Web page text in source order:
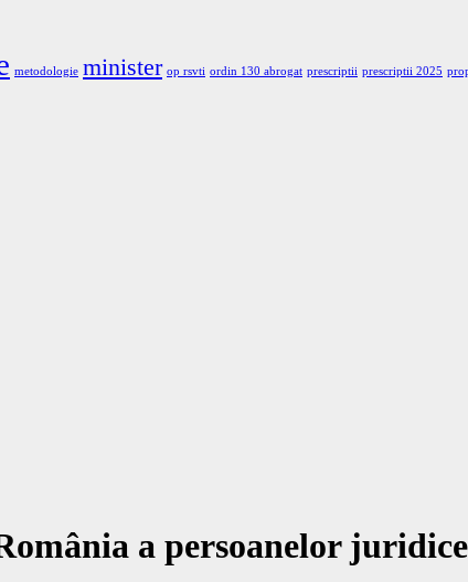
metodologie minister op rsvti ordin 130 abrogat prescriptii prescriptii 2025
a persoanelor